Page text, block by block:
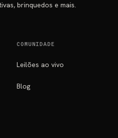
brinquedos e mais.
COMUNIDADE
Leilões ao vivo
Blog